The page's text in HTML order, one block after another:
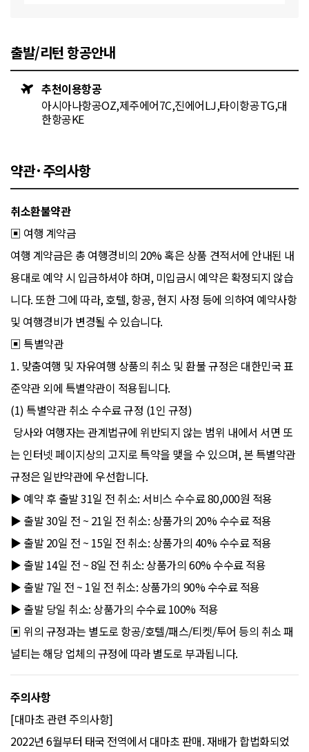
출발/리턴 항공안내
추천이용항공
아시아나항공OZ,제주에어7C,진에어LJ,타이항공TG,대
한항공KE
약관·주의사항
취소환불약관
▣ 여행 계약금
여행 계약금은 총 여행경비의 20% 혹은 상품 견적서에 안내된 내
용대로 예약 시 입금하셔야 하며, 미입금시 예약은 확정되지 않습
니다. 또한 그에 따라, 호텔, 항공, 현지 사정 등에 의하여 예약사항
및 여행경비가 변경될 수 있습니다.
▣ 특별약관
1. 맞춤여행 및 자유여행 상품의 취소 및 환불 규정은 대한민국 표
준약관 외에 특별약관이 적용됩니다.
(1) 특별약관 취소 수수료 규정 (1인 규정)
당사와 여행자는 관계법규에 위반되지 않는 범위 내에서 서면 또
는 인터넷 페이지상의 고지로 특약을 맺을 수 있으며, 본 특별약관
규정은 일반약관에 우선합니다.
▶ 예약 후 출발 31일 전 취소: 서비스 수수료 80,000원 적용
▶ 출발 30일 전 ~ 21일 전 취소: 상품가의 20% 수수료 적용
▶ 출발 20일 전 ~ 15일 전 취소: 상품가의 40% 수수료 적용
▶ 출발 14일 전 ~ 8일 전 취소: 상품가의 60% 수수료 적용
▶ 출발 7일 전 ~ 1일 전 취소: 상품가의 90% 수수료 적용
▶ 출발 당일 취소: 상품가의 수수료 100% 적용
▣ 위의 규정과는 별도로 항공/호텔/패스/티켓/투어 등의 취소 패
널티는 해당 업체의 규정에 따라 별도로 부과됩니다.
주의사항
[대마초 관련 주의사항]
2022년 6월부터 태국 전역에서 대마초 판매. 재배가 합법화되었